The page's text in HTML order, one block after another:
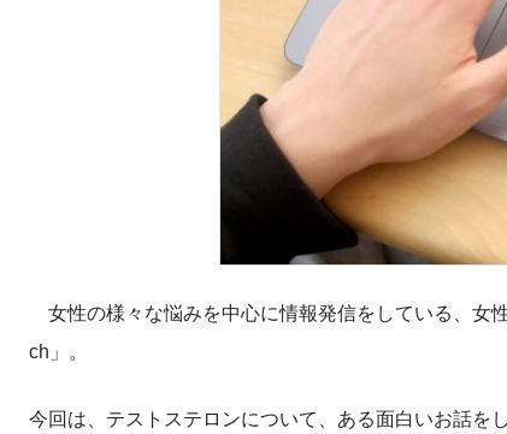
女性の様々な悩みを中心に情報発信をしている、女
ch」。
今回は、テストステロンについて、ある面白いお話を